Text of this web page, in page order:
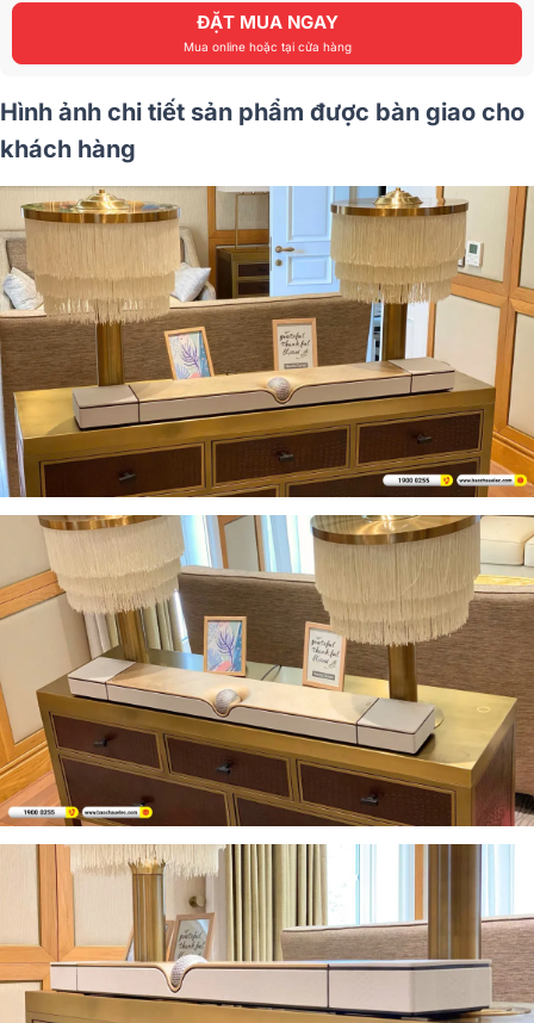
ĐẶT MUA NGAY
Mua online hoặc tại cửa hàng
Hình ảnh chi tiết sản phẩm được bàn giao cho
khách hàng